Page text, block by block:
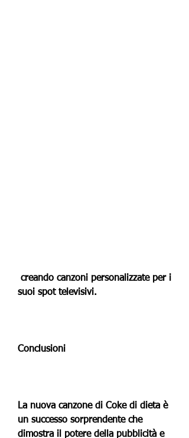
suoi spot televisivi.
Conclusioni
La nuova canzone di Coke di dieta è
un successo sorprendente che
dimostra il potere della pubblicità e